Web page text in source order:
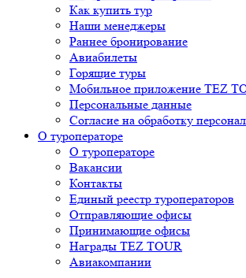
Как купить тур
Наши менеджеры
Раннее бронирование
Авиабилеты
Горящие туры
Мобильное приложение TEZ
Персональные данные
Согласие на обработку
О туроператоре
О туроператоре
Вакансии
Контакты
Единый реестр туроператоров
Отправляющие офисы
Принимающие офисы
Награды TEZ TOUR
Авиакомпании